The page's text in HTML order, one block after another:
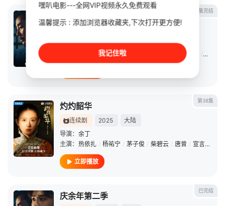
第36集完结
庆余年 第二季
导演：孙皓
/ 李沁 / 陈道明 李小冉 / 俞飞鸿
第38集
灼灼韶华
连续剧 2025
大陆
导演： 余丁
主演： 热依扎 / 杨祐宁 / 茅子俊 / 柴碧云 / 唐曾 / 宣言 /
立即播放
已完结
庆余年第二季
嘿叭电影---全网VIP视频永久免费观看
温馨提示 : 添加浏览器收藏夹,下次打开更方便!
我记住啦